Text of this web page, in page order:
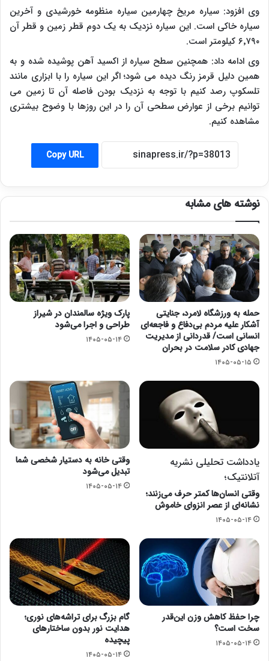
وی افزود: سیاره مریخ چهارمین سیاره منظومه خورشیدی و آخرین
سیاره خاکی است. این سیاره نزدیک به یک‌ دوم قطر زمین و قطر آن
۶٬۷۹۰ کیلومتر است.
وی ادامه داد: همچنین سطح سیاره از اکسید آهن پوشیده شده و به
همین دلیل قرمز رنگ دیده می شود؛ اگر این سیاره را با ابزاری مانند
تلسکوپ رصد کنیم با توجه به نزدیک بودن فاصله آن تا زمین می
توانیم برخی از عوارض سطحی آن را در این روزها با وضوح بیشتری
مشاهده کنیم.
Copy URL
نوشته های مشابه
حمله به ورزشگاه لامرد، جنایتی
آشکار علیه مردم بی‌دفاع و فاجعه‌ای
انسانی است/ قدردانی از مدیریت
جهادی کادر سلامت در بحران
۱۴۰۵-۰۵-۱۵
پارک ویژه سالمندان در شیراز
طراحی و اجرا می‌شود
۱۴۰۵-۰۵-۱۴
یادداشت تحلیلی نشریه
آتلانتیک؛
وقتی انسان‌ها کمتر حرف می‌زنند؛
نشانه‌ای از عصر انزوای خاموش
۱۴۰۵-۰۵-۱۴
وقتی خانه به دستیار شخصی شما
تبدیل می‌شود
۱۴۰۵-۰۵-۱۴
چرا حفظ کاهش وزن این‌قدر
سخت است؟
۱۴۰۵-۰۵-۱۴
گام بزرگ برای تراشه‌های نوری؛
هدایت نور بدون ساختارهای
پیچیده
۱۴۰۵-۰۵-۱۴